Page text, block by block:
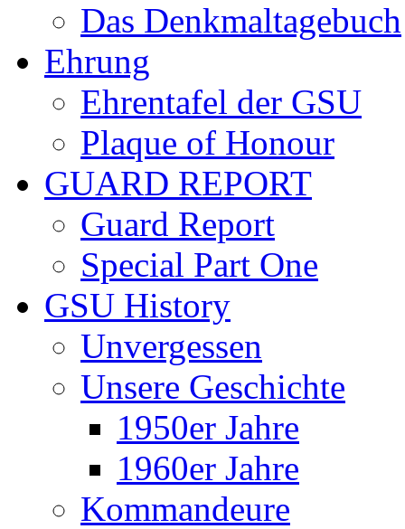
Das Denkmaltagebuch
Ehrung
Ehrentafel der GSU
Plaque of Honour
GUARD REPORT
Guard Report
Special Part One
GSU History
Unvergessen
Unsere Geschichte
1950er Jahre
1960er Jahre
Kommandeure